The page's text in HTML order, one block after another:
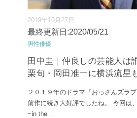
2019年10月27日
最終更新日:2020/05/21
男性俳優
田中圭｜仲良しの芸能人は
栗旬・岡田准一に横浜流星
２０１９年のドラマ『おっさんズラ
前作に続き大好評でしたね。 今回は
~in the